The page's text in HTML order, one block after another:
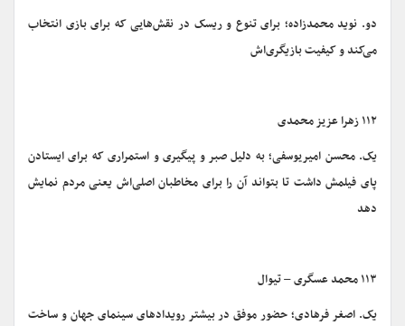
دو. نوید محمدزاده؛ برای تنوع و ریسک در نقش‌هایی که برای بازی انتخاب
می‌کند و کیفیت بازیگری‌اش
۱۱۲ زهرا عزیز محمدی
یک. محسن امیریوسفی؛ به دلیل صبر و پیگیری و استمراری که برای ایستادن
پای فیلمش داشت تا بتواند آن را برای مخاطبان اصلی‌اش یعنی مردم نمایش
دهد
۱۱۳ محمد عسگری – تیوال
یک. اصغر فرهادی؛ حضور موفق در بیشتر رویدادهای سینمای جهان و ساخت